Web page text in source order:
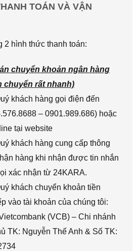
TOÁN VÀ VẬN
2 hình thức thanh toán:
chuyển khoản ngân hàng
chuyển rất nhanh)
khách hàng gọi điện đến
– 0901.989.686) hoặc
tại website
khách hàng cung cấp thông
hàng khi nhận được tin nhắn
xác nhận từ 24KARA.
khách chuyển khoản tiền
vào tài khoản của chúng tôi:
(VCB) – Chi nhánh
TK: Nguyễn Thế Anh & Số TK: